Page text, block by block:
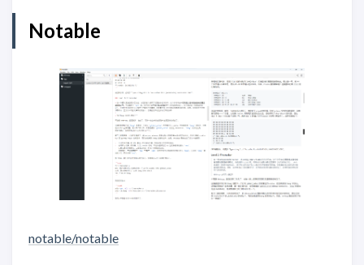
Notable
notable/notable